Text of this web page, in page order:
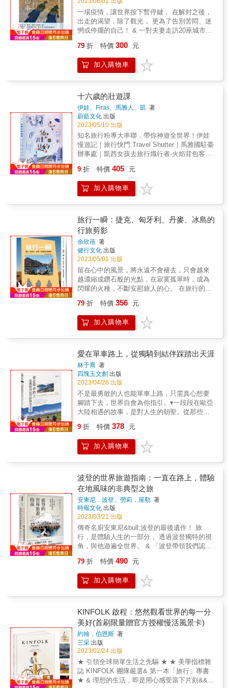
路線圖以及蓋章列表。 &
一場疫情，讓世界按下暫停鍵， 在解封之後，
出走的渴望，除了觀光， 更為了告別苦悶、迷
惘或停擺的自己！ & 一對夫妻走訪20座城市、
上65天的自助長途旅行， 交織出一部最真摯的
人生課！ & ◎ 不只少年會迷惘，中年也有徬徨
時 陳蘊芳（Jessica）和郭憲誌（Andy）雙雙
第二線。 不再是工作上眾星拱月的角色，生活
還剩下什麼？ 家庭、成就、財富，好像什麼都
具備了，心卻面臨了迷惘， 接下來要去哪裡？
下一個目標在哪裡？ & 此時的Andy意外獲得半
年無事可做的空窗期， 也讓夫妻兩人決定自己
規劃一趟久違的出走。 從家庭和社會的既定角
色中出走， 他們發現中年者的旅行可以「不只
是觀光旅遊」， 而是可以自己選擇出發的方
式、走路的速度、停留的姿態。 & ◎ 生活是一
擇義大利、南法、西班牙、葡萄牙等南歐國
家， 相當少見地一次走完20座城市和鄉村，並
於途中挑戰朝聖之路。 每天記錄路上的所思所
想，從風景人文、社會觀察到人生體悟， 明明
是走在相同的路線和地點，卻能從他們各自筆
下看見不同角度的風景。 & 有時長途跋涉、有
時窩居鄉間，就像生活一樣的旅行方式， 喚醒
他們已經麻木的心靈，突破僵化的思考， 也漸
漸找回過往遺落的價值。 & ◎ 旅行的價值，為
身心靈帶來沉浸的體驗 回程後，他們希望提倡
旅行的價值， 旅行是一種身心靈的沉浸體驗，
除了吃喝玩樂，也會帶來不同的體悟，充電也
自己，他們學會── & ▍是每個選擇，把你帶到
此時此地 並不是因為我們做對了什麼、或是做
錯了什麼，才來到這裡， 我們走在這條路上，
我們說，大齡從容，卻又急急忙忙想要捉住青
春的衣角， 我們說，成熟淡定，卻又慌慌張張
想要甩開圓滾的肚腩。 年齡由歲月決定，但
是，活力由心態決定。 既然戲還沒完，舞還要
跳，那就要盡情享受變老的樂趣。 & ▍ 打破過
去的框架，才能塑造新的未來 只要放下莫名的
自尊和羞澀，不用怕對方聽不懂， 自助旅行其
實不需要具備多國語言能力，只需要決心和勇
氣。 而真實的人生又何嘗不是如此？ & ▍犯錯
欺騙自己，就像走上一條不歸路，沒有回頭的
機會。 我告訴自己，離開朝聖之路後，我必須
習慣人生沒有黃箭頭， 在那個時候，即使走錯
追尋的開始 在歐洲，只要跨出家門， 往聖地牙
哥-德孔波斯特拉的方向走，都算是朝聖之路。
即使抵達目的地，也可以繼續走，不中斷地一
直走。 當你懷疑此時該往何處去， 先別預
設太多，跟隨心之所向上路吧！ 旅行，將是生
活慢慢變好的契機。 & 【特別收錄】疫後南歐
自助旅行精華分享，幫助你從規劃到成行！ 對
於中年族群來說，跟團出遊總是最優先的選
有想像中困難。 & 附錄為兩位作者65天旅行的
行前規劃， 包含自助旅行規劃方式、後疫時代
旅行注意事項，以及他們的重點路線地圖， 對
於初次嘗試南歐自助旅行，想獲知最新南歐旅
79 折 特價 300 元
加入購物車
十六歲的壯遊課
伊娃、Firas、馬雅人、凱 著
蔚藍文化 出版
2023/05/10 出版
知名旅行粉專大串聯．帶你神遊全世界！伊娃
慢遊記｜旅行快門 Travel Shutter｜馬雅國駐臺
辦事處｜凱西女孩去旅行熾行者-火焰背包客
甲思敏 遊牧生活Jasmine Journey｜小象愛出
門｜人在江湖飄 迷斯&依藍劉又誠魔術工作室
LYCmagic｜Chan Chan’s Travel Story｜張蘊
地人文、風土，進而鼓勵青年透過壯遊與全世
界連結，深入互動交流，並從壯遊過程中探索
自我，培養多元能力。冒險、夢想、勇氣、迷
惘、流浪、追尋啟程的理由各不相同尋找屬於
自己的旅行意義十六歲的你，對世界的想像是
什麼樣子？跟著十二位旅行者的腳步，走入他
們生命中重要的旅行時刻。體會馬華文化在仙
本那小漁村的交融與未盡、感受敘利亞社會的
純樸與善良、看見伊朗人民希望扭轉外界眼光
的真心與焦慮、反思印度內化的虔誠與認命
接單薄。獨自駕車穿越美國公路的酸甜苦辣、
徒步從上海走到西藏的有驚無險、在四國遍路
的便車上一期一會——沿途的每場相遇，讓旅
時夢想、勇敢辭職打工換宿尋找生活的不同可
能、按下工作暫停鍵在義大利思考夢想的價
值、重整人生在墨西哥體會活在當下——勇敢
踏出改變方向的那一步，給未來有了更多想
像。失根的心靈要如何安放？——尋找有歸屬
感的棲身之所，旅行既是追尋也是流浪。也
許，當你啟程動身，旅行的形式就已經完成，
在過程中認真感受，聽見共鳴在靈魂上的迴
響。
9 折 特價 405 元
加入購物車
旅行一瞬：捷克、匈牙利、丹麥、冰島的
行旅剪影
余欣蓓 著
健行文化 出版
2023/05/01 出版
留在心中的風景，將永遠不會褪去，只會越來
越濃縮成鑽石般的光點，在寂寞孤單時，成為
閃耀的火種，不斷安慰旅人的心。 在旅行的移
旅中永遠無法預料何時會出現驚喜或遺憾，諸
般旅行的一瞬成了一篇篇故事的剪影，在我們
飛越世界時，留下一些值得紀念的什麼
天，訂下了近百日的旅行計畫。從捷克的布拉
格開始，一路到匈牙利、丹麥直到冰島，再繼
續啟程遠至希臘，回到巴黎。一位女子的獨自
環歐旅程，一段一段一閃而逝的旅程，一個一
個偶然邂逅的相遇，彷如濃縮的人生，溫暖撼
人。 在這廣袤的世界中，我們展翅，儘管不明
白遠方有著什麼，仍然盡力感受著當下的一
切，因著許多瞬間的推疊，而不再微小、不再
飄渺。甚或最終，興許在不斷的旅行中，找回
卻被隱藏著的痛苦與美妙的自己。 本書特色
★&& &透過行旅的文字與精美的圖片，在國度
與國度間探索人與文化的樣貌 &
79 折 特價 356 元
加入購物車
愛在單車路上，從獨騎到結伴踩踏出天涯
林于喬 著
四塊玉文創 出版
2023/04/26 出版
不是最勇敢的人也能單車上路，只需真心想要
腳踏下去，世界自會為你指引。▾一段段在歐亞
大陸相遇的故事，是對人生的朝聖。從那些獨
動的風景裡，洗禮了，旅行的意義。▾想踏出舒
適圈，迎接旅行的原因，每個人都不同；但踏
上旅途時選擇的交通工具，是大眾運輸工具、
想，就踩踏上路。而這個跳出舒適圈的決定，
終將帶領著她，看見自我；也讓她從獨騎到伴
騎的過程中，找到了，那些旅行中的收穫和祝
福。✦單車行旅X充實自我✦在一段段的長距離
騎車，她看著路途中的一切，從自然環境變
化，到各種人事物的發生，這些遇見，表面看
是磨練，實際卻是體會活在當下的充實。✦踩
踏過程X思索人生✦她在旅途遇到的「人」，帶
給她一段段難忘的回憶，不管是造訪當地人
家、走訪歷史戰場，甚至直面生死課題，這一
✈出走溝通X旅程規劃在長途旅行中，選擇獨遊
或結伴同行，都有不同的溝通要領，書中運用
問答方式，解答多數人對長途單車旅行的疑
有概念！✈狀況應變X化解危機若選擇單車旅行
穿梭在海外不同國度，除了戶外的日曬風吹雨
淋，更難免遇到單車出狀況，以及各式驚險情
境，透過書中實際經驗，讓你遇到類似情境
時，知道該如何面對問題，並化解危機。✈遊
覽世界X開闊眼界在單車旅行中，透過踩踏單車
的慢速線性移動，能更細膩的感受旅途風土民
情，書中運用文字細細寫下那些，生活圈外的
9 折 特價 378 元
加入購物車
波登的世界旅遊指南：一直在路上，體驗
在地風味的非典型之旅
安東尼．波登、勞莉．屋勒 著
時報文化 出版
2023/03/21 出版
傳奇名廚安東尼&bull;波登的最後遺作！ 旅
行，是體驗人生的一部分， 透過波登獨特的視
角，與他遊遍全世界。 & 「波登帶領我們認識
們連結在一起，讓我們不再畏懼未知的事
物。」&mdash;&mdash;美國前總統& 歐巴馬
& 「如果說我這輩子提倡過什麼信念，應該就
吃的食物。」&mdash;&mdash;安東尼&bull;波
登 & 這是一本從波登視角出發的全球旅遊指
南，藉由他的長期助手、同時也是《食指大
動》共同作者勞莉&bull;屋勒佛，從波登的文章
與電視節目裡的資料，精選整理並撰寫成份量
紮實的新書，使人們得再與波登一起世界走透
透，進行一場紙上之旅與美食饗宴。他一如既
往對異國食物提出直言不諱的評論，但對世上
的弱勢族群或文化也充滿人文關懷。在這本書
79 折 特價 490 元
加入購物車
KINFOLK 啟程：悠然觀看世界的每一分
美好(首刷限量贈官方授權慢活風景卡)
約翰．伯恩斯 著
三采 出版
2023/02/24 出版
★ 引領全球簡單生活之先驅 ★ ★ 美學指標雜
誌 KINFOLK 團隊嚴選& 第一本「旅行」專書
★ & 理想的生活，即是用心感受當下片刻&&